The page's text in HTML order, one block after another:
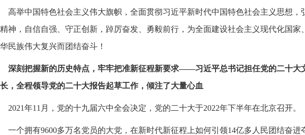
高举中国特色社会主义伟大旗帜，全面贯彻习近平新时代中国特色社会主义思想，
神，自信自强、守正创新，踔厉奋发、勇毅前行，为全面建设社会主义现代化国家
民族伟大复兴而团结奋斗！
深刻把握新的历史特点，牢牢把准新征程新要求——习近平总书记担任党的二十大
，全程领导党的二十大报告起草工作，倾注了大量心血
2021年11月，党的十九届六中全会决定，党的二十大于2022年下半年在北京召开。
一个拥有9600多万名党员的大党，在新时代新征程上如何引领14亿多人民团结奋进